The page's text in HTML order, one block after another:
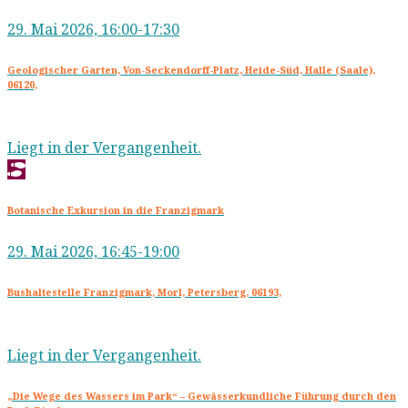
29. Mai 2026, 16:00-17:30
Geologischer Garten, Von-Seckendorff-Platz, Heide-Süd, Halle (Saale),
06120,
Liegt in der Vergangenheit.
Botanische Exkursion in die Franzigmark
29. Mai 2026, 16:45-19:00
Bushaltestelle Franzigmark, Morl, Petersberg, 06193,
Liegt in der Vergangenheit.
„Die Wege des Wassers im Park“ – Gewässerkundliche Führung durch den